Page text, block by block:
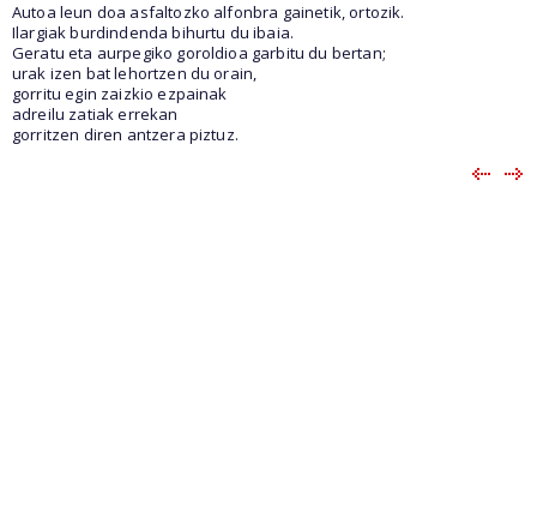
Autoa leun doa asfaltozko alfonbra gainetik, ortozik.
Ilargiak burdindenda bihurtu du ibaia.
Geratu eta aurpegiko goroldioa garbitu du bertan;
urak izen bat lehortzen du orain,
gorritu egin zaizkio ezpainak
adreilu zatiak errekan
gorritzen diren antzera piztuz.